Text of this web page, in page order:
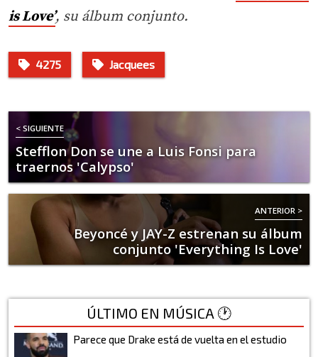
is Love’, su álbum conjunto.
4275 Jacquees
< SIGUIENTE
Stefflon Don se une a Luis Fonsi para
traernos 'Calypso'
ANTERIOR >
Beyoncé y JAY-Z estrenan su álbum
conjunto 'Everything Is Love'
ÚLTIMO EN MÚSICA 🕐
Parece que Drake está de vuelta en el estudio